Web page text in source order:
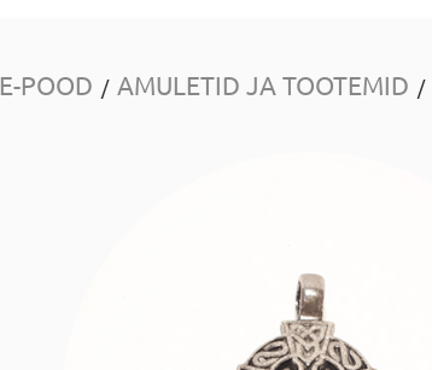
E-POOD / AMULETID JA TOOTEMID /